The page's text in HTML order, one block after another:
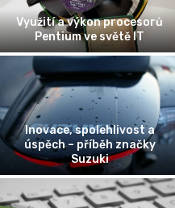
Využití a výkon procesorů
Pentium ve světě IT
Inovace, spolehlivost a
úspěch – příběh značky
Suzuki